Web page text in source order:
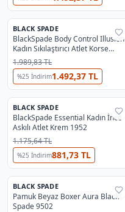
%25
BLACK SPADE
BlackSpade Body Control Illusion
Kadın Sıkılaştırıcı Atlet Korse
Siyah 1481
1.989,83 TL
%25 İndirim1.492,37 TL
%25
BLACK SPADE
BlackSpade Essential Kadın İnce
Askılı Atlet Krem 1952
1.175,64 TL
%25 İndirim881,73 TL
%25
BLACK SPADE
Pamuk Beyaz Boxer Aura Black
Spade 9502